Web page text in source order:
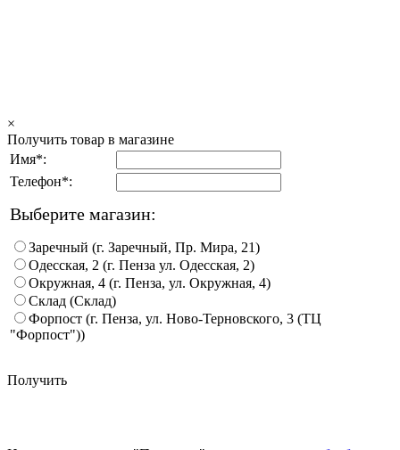
×
Получить товар в магазине
Имя*:
Телефон*:
Выберите магазин:
Заречный (г. Заречный, Пр. Мира, 21)
Одесская, 2 (г. Пенза ул. Одесская, 2)
Окружная, 4 (г. Пенза, ул. Окружная, 4)
Склад (Склад)
Форпост (г. Пенза, ул. Ново-Терновского, 3 (ТЦ
"Форпост"))
Получить